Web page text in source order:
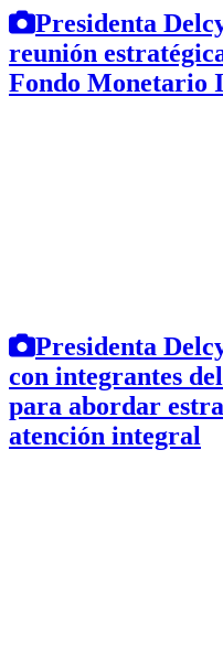
Presidenta
reunión
Fondo Monetario
Presidenta
con integrantes
para abordar
atención integral